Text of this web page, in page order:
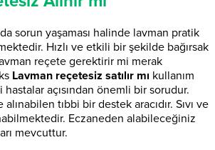
sorun yaşaması halinde lavman pratik
Hızlı ve etkili bir şekilde bağırsak
reçete gerektirir mi merak
Lavman reçetesiz satılır mı kullanım
açısından önemli bir sorudur.
tıbbi bir destek aracıdır. Sıvı ve
Eczaneden alabileceğiniz
mevcuttur.